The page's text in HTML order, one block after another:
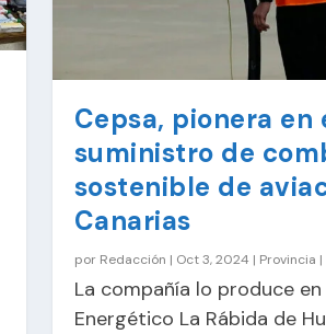
Cepsa, pionera en
suministro de
sostenible de
Canarias
por Redacción | Oct 3, 2024 | Provincia |
La compañía lo produce en
Energético La Rábida de